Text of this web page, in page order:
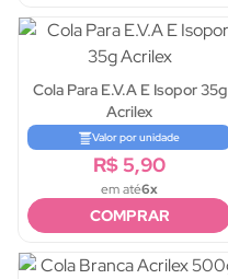
Cola Para E.V.A E Isopor 35g
Acrilex
Valor por unidade
R$ 5,90
em até6x
COMPRAR